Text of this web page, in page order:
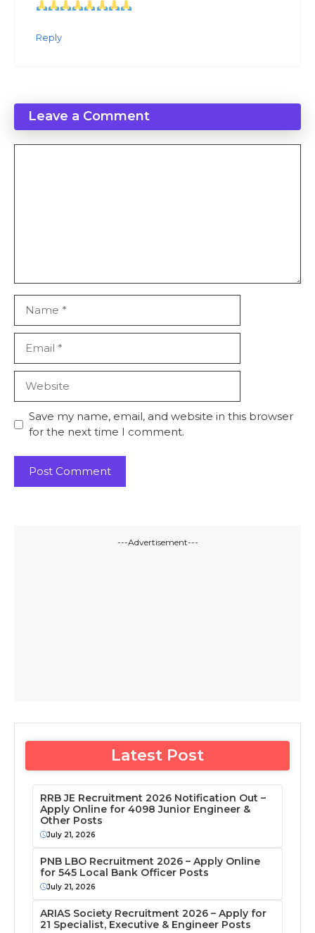
Reply
Leave a Comment
Save my name, email, and website in this browser
for the next time I comment.
---Advertisement---
Latest Post
RRB JE Recruitment 2026 Notification Out –
Apply Online for 4098 Junior Engineer &
Other Posts
July 21, 2026
PNB LBO Recruitment 2026 – Apply Online
for 545 Local Bank Officer Posts
July 21, 2026
ARIAS Society Recruitment 2026 – Apply for
21 Specialist, Executive & Engineer Posts